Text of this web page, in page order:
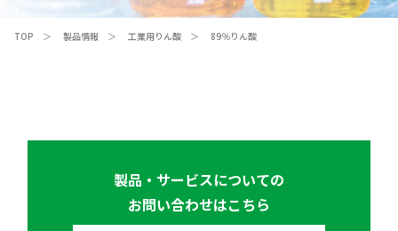
TOP 製品情報 工業用りん酸 89％りん酸
製品・サービスについての
お問い合わせはこちら